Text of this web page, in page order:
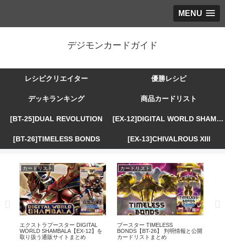
MENU
デジモンカードガイド
レシピクリエイター 優勝レシピ
デッキランキング 商品カードリスト
[BT-25]DUAL REVOLUTION [EX-12]DIGITAL WORLD SHAMBALA
[BT-26]TIMELESS BONDS [EX-13]CHIVALROUS XIII
カードリスト
エクストラブースター DIGITAL
WORLD SHAMBALA【EX-12】を
取り扱う通販サイトまとめ
カードリスト
ブースター TIMELESS
BONDS【BT-26】 判明情報と公開
カードリストまとめ